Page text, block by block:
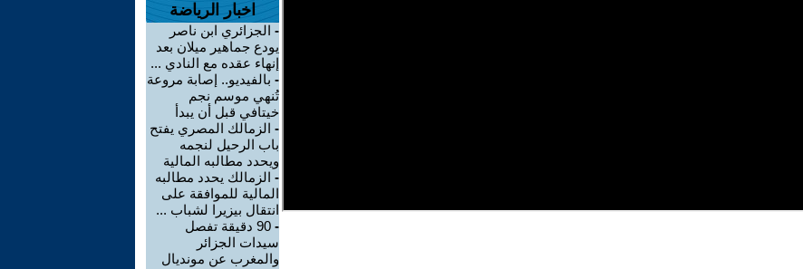
اخبار الرياضة
- الجزائري ابن ناصر
يودع جماهير ميلان بعد
إنهاء عقده مع النادي ...
- بالفيديو.. إصابة مروعة
تُنهي موسم نجم
خيتافي قبل أن يبدأ
- الزمالك المصري يفتح
باب الرحيل لنجمه
ويحدد مطالبه المالية
- الزمالك يحدد مطالبه
المالية للموافقة على
انتقال بيزيرا لشباب ...
-
90 دقيقة تفصل
سيدات الجزائر
والمغرب عن مونديال